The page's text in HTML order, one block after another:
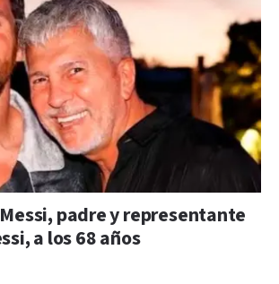
padre y representante
a los 68 años